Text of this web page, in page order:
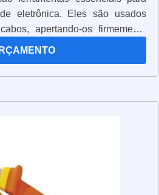
eletrônica. Eles são usados
apertando-os firmemente
segura. Os alicates de
Eles têm uma alça ergonômica
eles têm uma lâmina de aço
Os alicates de crimpar são
e podem ser usados para
tamanhos e espessuras. Eles
conectar cabos de alta tensão,